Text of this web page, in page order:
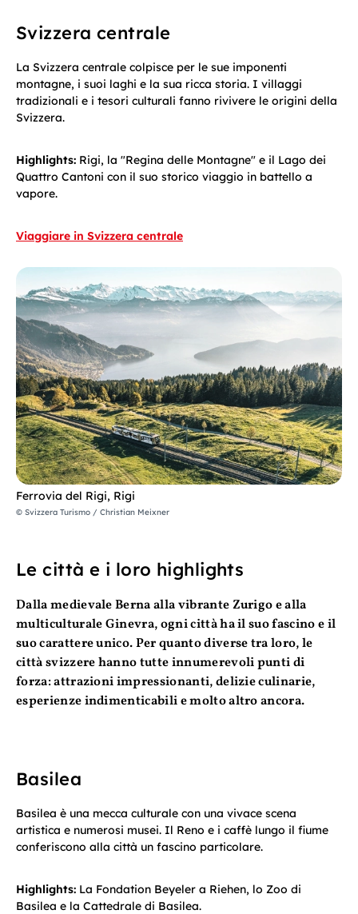
Svizzera centrale
La Svizzera centrale colpisce per le sue imponenti
montagne, i suoi laghi e la sua ricca storia. I villaggi
tradizionali e i tesori culturali fanno rivivere le origini della
Svizzera.
Highlights: Rigi, la "Regina delle Montagne" e il Lago dei
Quattro Cantoni con il suo storico viaggio in battello a
vapore.
Viaggiare in Svizzera centrale
Ferrovia del Rigi, Rigi
© Svizzera Turismo / Christian Meixner
Le città e i loro highlights
Dalla medievale Berna alla vibrante Zurigo e alla
multiculturale Ginevra, ogni città ha il suo fascino e il
suo carattere unico. Per quanto diverse tra loro, le
città svizzere hanno tutte innumerevoli punti di
forza: attrazioni impressionanti, delizie culinarie,
esperienze indimenticabili e molto altro ancora.
Basilea
Basilea è una mecca culturale con una vivace scena
artistica e numerosi musei. Il Reno e i caffè lungo il fiume
conferiscono alla città un fascino particolare.
Highlights: La Fondation Beyeler a Riehen, lo Zoo di
Basilea e la Cattedrale di Basilea.